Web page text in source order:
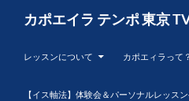
カポエイラ テンポ 東京
レッスンについて カポエィラって？
【イス軸法】体験会＆パーソナルレッス